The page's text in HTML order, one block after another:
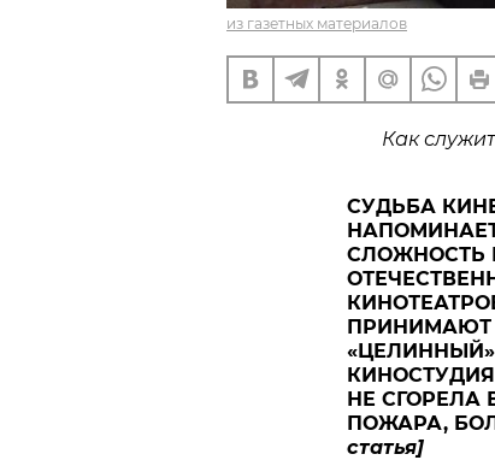
из газетных материалов
Как
СУДЬБА
СЛОЖНОСТЬ
ПРИНИМАЮТ
НЕ СГОРЕЛА
ПОЖАРА,
статья]